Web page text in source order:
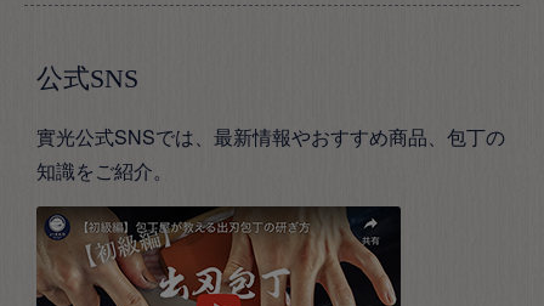
公式SNS
實光公式SNSでは、最新情報やおすすめ商品、包丁の
知識をご紹介。